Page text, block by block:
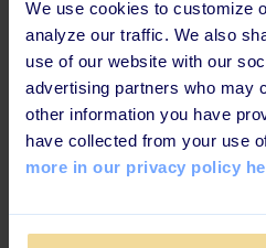
We use cookies to customize
analyze our traffic. We also
use of our website with our
advertising partners who may
other information you have
have collected from your use
more in our privacy policy